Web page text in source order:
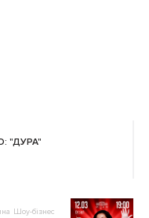
"ДУРА"
Шоу-бізнес